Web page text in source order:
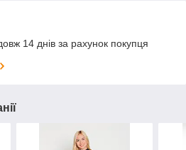
14 днів за рахунок покупця